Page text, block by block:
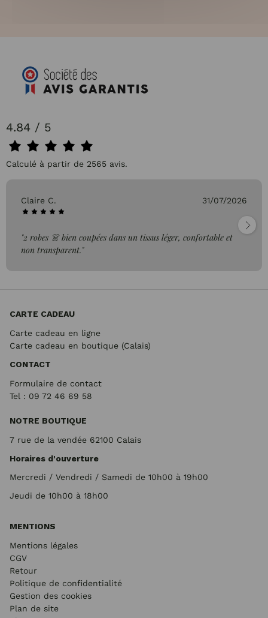
4.84 / 5
Calculé à partir de 2565 avis.
Claire C. 31/07/2026
"2 robes 👗 bien coupées dans un tissus léger, confortable et
non transparent."
CARTE CADEAU
Carte cadeau en ligne
Carte cadeau en boutique (Calais)
CONTACT
Formulaire de contact
Tel : 09 72 46 69 58
NOTRE BOUTIQUE
7 rue de la vendée 62100 Calais
Horaires d'ouverture
Mercredi / Vendredi / Samedi de 10h00 à 19h00
Jeudi de 10h00 à 18h00
MENTIONS
Mentions légales
CGV
Retour
Politique de confidentialité
Gestion des cookies
Plan de site